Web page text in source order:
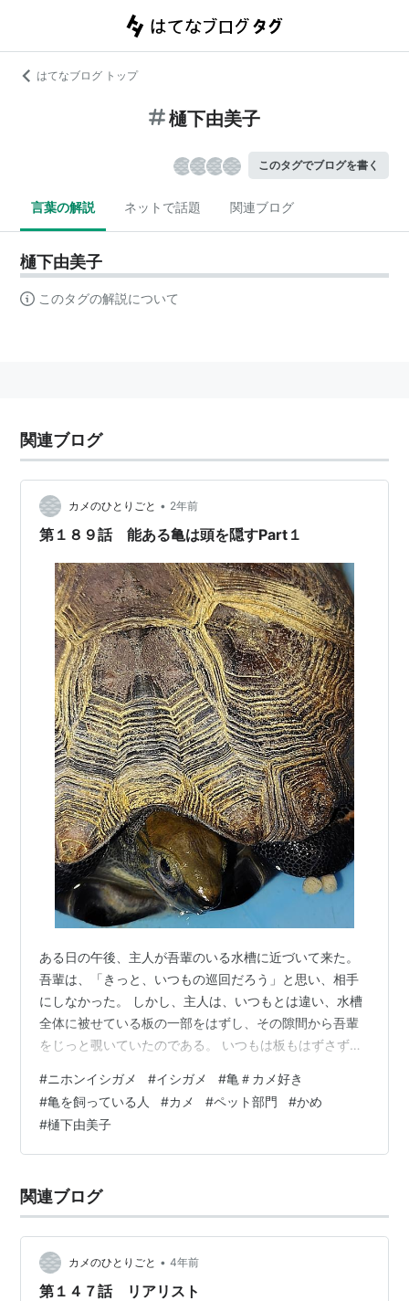
はてなブログ トップ
樋下由美子
このタグでブログを書く
言葉の解説 ネットで話題 関連ブログ
樋下由美子
このタグの解説について
関連ブログ
カメのひとりごと • 2年前
第１８９話 能ある亀は頭を隠すPart１
ある日の午後、主人が吾輩のいる水槽に近づいて来た。
吾輩は、「きっと、いつもの巡回だろう」と思い、相手
にしなかった。 しかし、主人は、いつもとは違い、水槽
全体に被せている板の一部をはずし、その隙間から吾輩
をじっと覗いていたのである。 いつもは板もはずさず、
に・・・。「なしか？※１」と不思議に思っていると、今
日は何か良いことが起きるような予感がしてきた。 それ
で、吾輩は、主人に出来るだけ近づきたいと思い、水槽
の壁をよじ登ったのである。 そして、主人は、吾輩の顔
「何か美味しい食べ物をくれるのかなぁ？」…
#ニホンイシガメ #イシガメ #亀＃カメ好き
#亀を飼っている人 #カメ #ペット部門 #かめ
#樋下由美子
関連ブログ
カメのひとりごと • 4年前
第１４７話 リアリスト